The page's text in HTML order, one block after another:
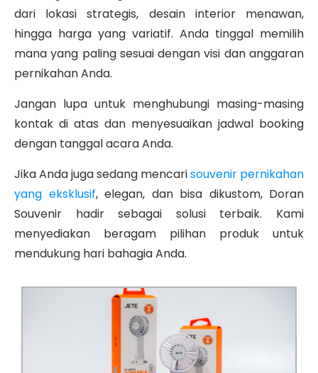
dari lokasi strategis, desain interior menawan,
hingga harga yang variatif. Anda tinggal memilih
mana yang paling sesuai dengan visi dan anggaran
pernikahan Anda.
Jangan lupa untuk menghubungi masing-masing
kontak di atas dan menyesuaikan jadwal booking
dengan tanggal acara Anda.
Jika Anda juga sedang mencarisouvenir pernikahan
yang eksklusif, elegan, dan bisa dikustom, Doran
Souvenir hadir sebagai solusi terbaik. Kami
menyediakan beragam pilihan produk untuk
mendukung hari bahagia Anda.